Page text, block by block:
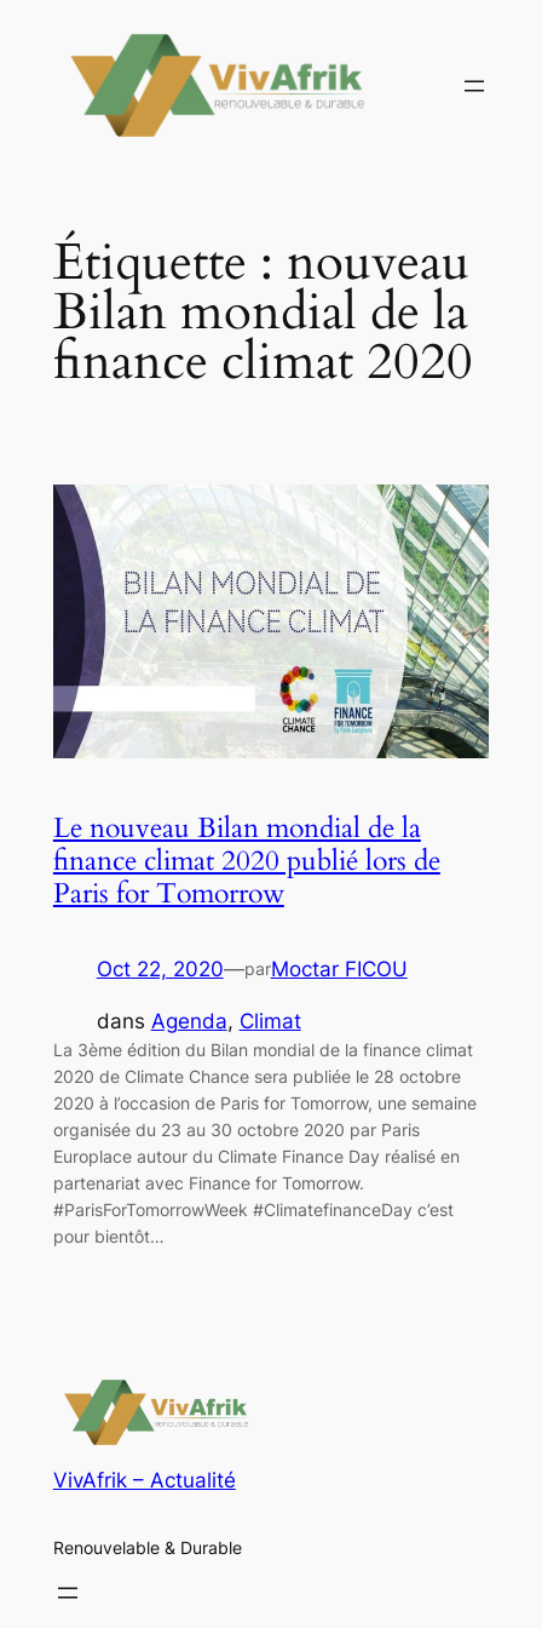
contenu
Étiquette : nouveau
Bilan mondial de la
finance climat 2020
Le nouveau Bilan mondial de la
finance climat 2020 publié lors de
Paris for Tomorrow
Oct 22, 2020—parMoctar FICOU
dans Agenda, Climat
La 3ème édition du Bilan mondial de la finance climat
2020 de Climate Chance sera publiée le 28 octobre
2020 à l’occasion de Paris for Tomorrow, une semaine
organisée du 23 au 30 octobre 2020 par Paris
Europlace autour du Climate Finance Day réalisé en
partenariat avec Finance for Tomorrow.
#ParisForTomorrowWeek #ClimatefinanceDay c’est
pour bientôt…
VivAfrik – Actualité
Renouvelable & Durable